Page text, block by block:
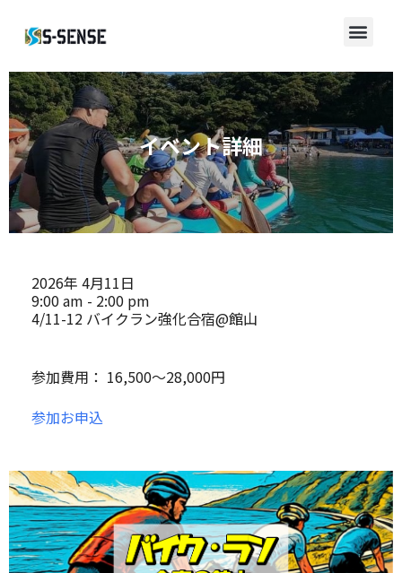
イベント詳細
2026年 4月11日
9:00 am - 2:00 pm
4/11-12 バイクラン強化合宿@館山
参加費用： 16,500〜28,000円
参加お申込